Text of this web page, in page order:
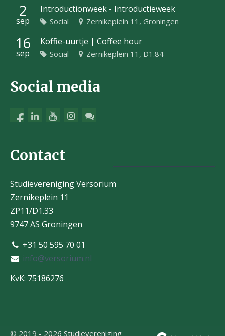
2
sep
Introductionweek - Introductieweek
Social Zernikeplein 11, Groningen
16
sep
Koffie-uurtje | Coffee hour
Social Zernikeplein 11, D1.84
Social media
Contact
Studievereniging Versorium
Zernikeplein 11
ZP11/D1.33
9747 AS Groningen
+31 50 595 70 01
info@versorium.nl
KvK: 75186276
© 2019 - 2026 Studievereniging